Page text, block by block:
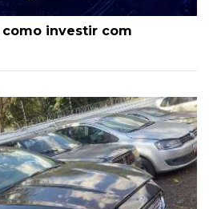
investir com